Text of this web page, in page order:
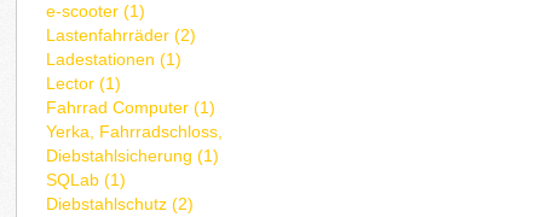
e-scooter (1)
Lastenfahrräder (2)
Ladestationen (1)
Lector (1)
Fahrrad Computer (1)
Yerka, Fahrradschloss,
Diebstahlsicherung (1)
SQLab (1)
Diebstahlschutz (2)